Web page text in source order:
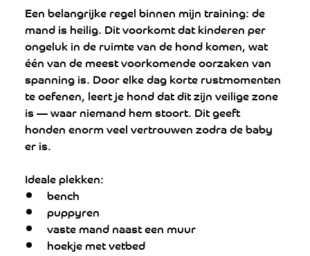
Een belangrijke regel binnen mijn training: de
mand is heilig. Dit voorkomt dat kinderen per
ongeluk in de ruimte van de hond komen, wat
één van de meest voorkomende oorzaken van
spanning is. Door elke dag korte rustmomenten
te oefenen, leert je hond dat dit zijn veilige zone
is — waar niemand hem stoort. Dit geeft
honden enorm veel vertrouwen zodra de baby
er is.
Ideale plekken:
bench
puppyren
vaste mand naast een muur
hoekje met vetbed